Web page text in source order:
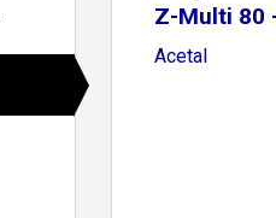
Z-Multi 80
Acetal